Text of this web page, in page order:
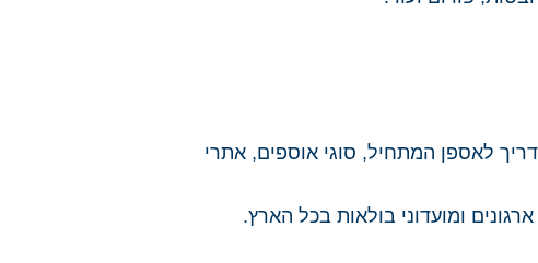
לאספן המתחיל, סוגי אוספים, אתרי
ומועדוני בולאות בכל הארץ.